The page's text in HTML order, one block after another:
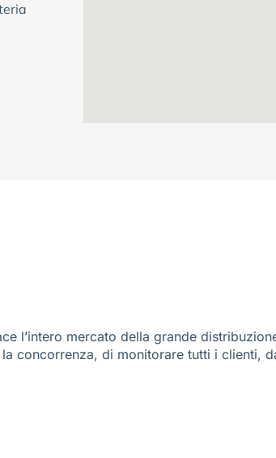
l’intero mercato della grande
concorrenza, di monitorare tutti i clienti,